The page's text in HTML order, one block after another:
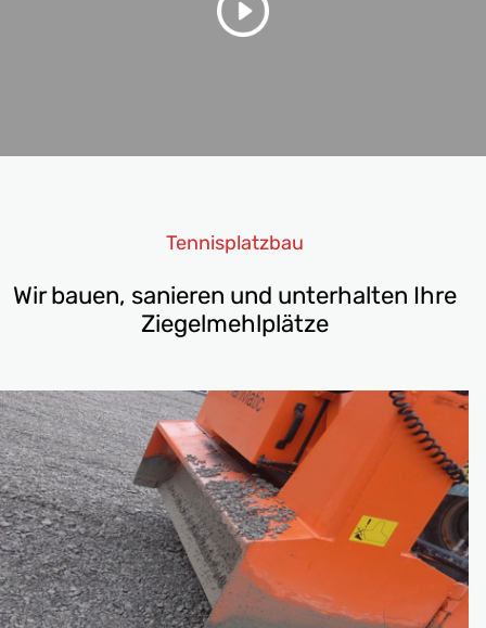
Tennisplatzbau
Wir bauen, sanieren und unterhalten Ihre
Ziegelmehlplätze